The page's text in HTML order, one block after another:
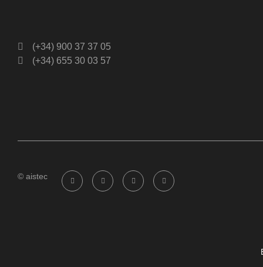
(+34) 900 37 37 05
(+34) 655 30 03 57
© aistec